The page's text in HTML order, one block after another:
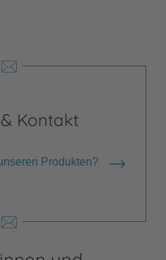
Kontakt
Produkten?